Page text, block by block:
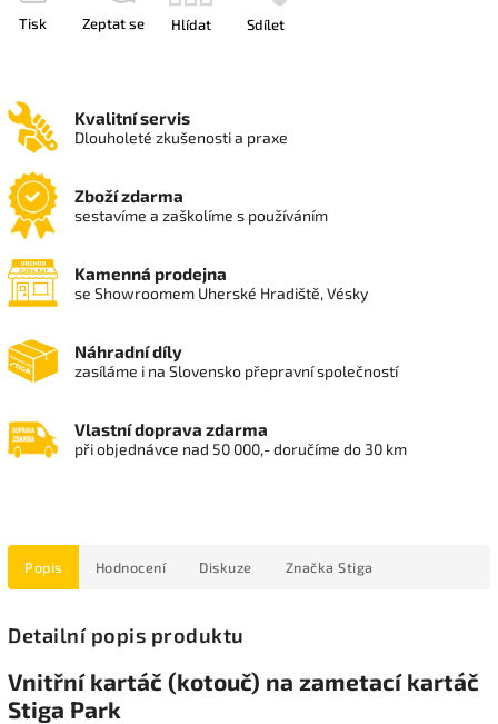
Tisk Zeptat se Hlídat Sdílet
Kvalitní servis
Dlouholeté zkušenosti a praxe
Zboží zdarma
sestavíme a zaškolíme s používáním
Kamenná prodejna
se Showroomem Uherské Hradiště, Vésky
Náhradní díly
zasíláme i na Slovensko přepravní společností
Vlastní doprava zdarma
při objednávce nad 50 000,- doručíme do 30 km
Popis Hodnocení Diskuze Značka Stiga
Detailní popis produktu
Vnitřní kartáč (kotouč) na zametací kartáč
Stiga Park